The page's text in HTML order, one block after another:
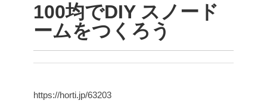
100均でDIY スノード
ームをつくろう
https://horti.jp/63203